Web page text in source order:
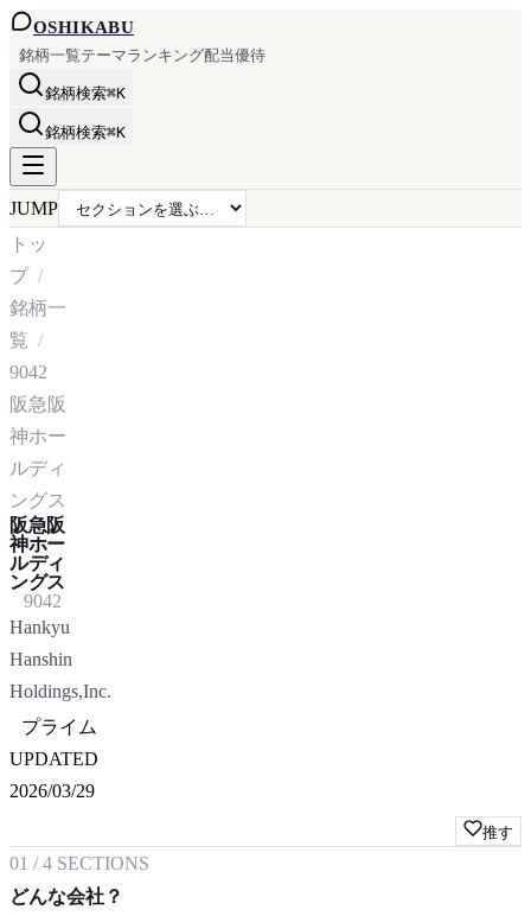
OSHIKABU
銘柄一覧テーマランキング配当優待
銘柄検索⌘K
銘柄検索⌘K
JUMP
トッ
プ
銘柄一
覧
9042
阪急阪
神ホー
ルディ
ングス
阪急阪
神ホー
ルディ
ングス
9042
Hankyu
Hanshin
Holdings,Inc.
プライム
UPDATED
2026/03/29
推す
01 /4 SECTIONS
どんな会社？